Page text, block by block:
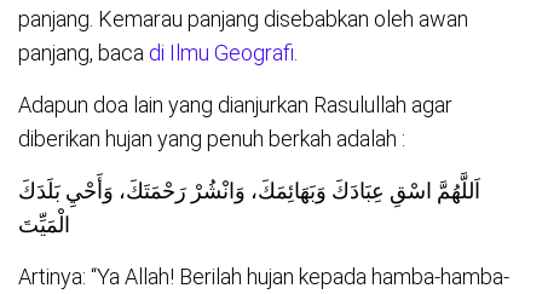
panjang. Kemarau panjang disebabkan oleh awan
panjang, baca di Ilmu Geografi.
Adapun doa lain yang dianjurkan Rasulullah agar
diberikan hujan yang penuh berkah adalah :
اَللَّهُمَّ اسْقِ عِبَادَكَ وَبَهَائِمَكَ، وَانْشُرْ رَحْمَتَكَ، وَأَحْيِ بَلَدَكَ
الْمَيِّتَ
Artinya: “Ya Allah! Berilah hujan kepada hamba-hamba-